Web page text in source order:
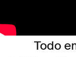
Todo